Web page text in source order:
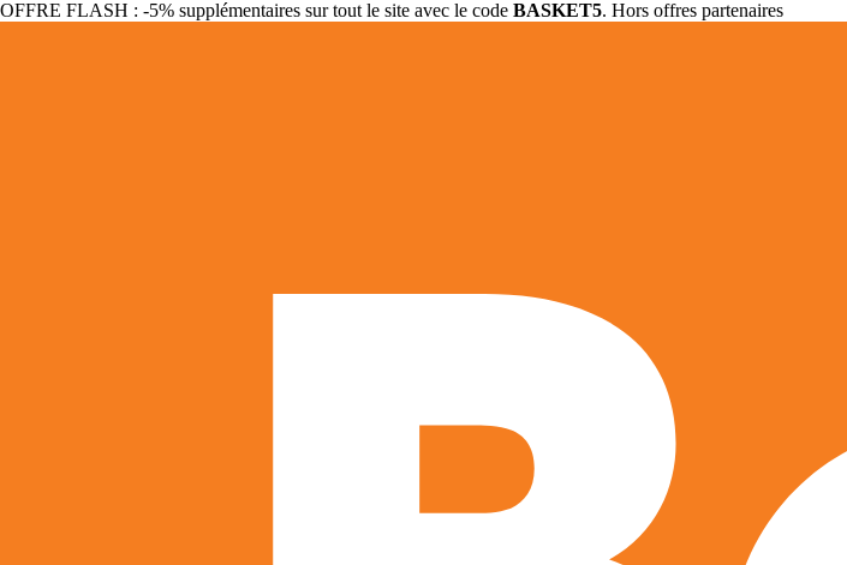
OFFRE FLASH : -5% supplémentaires sur tout le site avec le code BASKET5. Hors offres partenaires